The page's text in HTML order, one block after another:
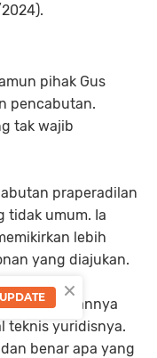
pihak Gus
pencabutan.
tak wajib
praperadilan
tidak umum. Ia
lebih
yang diajukan.
permohonannya
teknis yuridisnya.
benar apa yang
×
UPDATE